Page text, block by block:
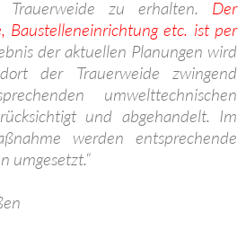
zu erhalten. Der
Baustelleneinrichtung etc. ist per
der aktuellen Planungen wird
der Trauerweide zwingend
umwelttechnischen
und abgehandelt. Im
werden entsprechende
umgesetzt.“